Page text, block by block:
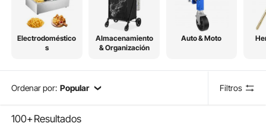
Electrodoméstico
s
Almacenamiento
& Organización
Auto & Moto
Ordenar por: Popular Filtros
100+Resultados